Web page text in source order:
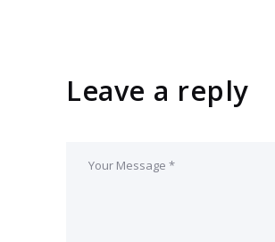
Leave a reply